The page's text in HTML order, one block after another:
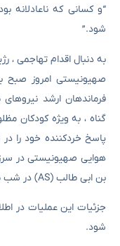
“و کسانی که ناعادلانه
شود.”
به دنبال اقدام تهاجمی ،
صهیونیستی امروز صبح
فرماندهان ارشد
گناه ، به ویژه کودکان
پاسخ خردکننده خود را
بن ابی طالب (AS) در شب مبارک عید سعید غادیر اجرا کرد.
جزئیات این عملیات در
شود.